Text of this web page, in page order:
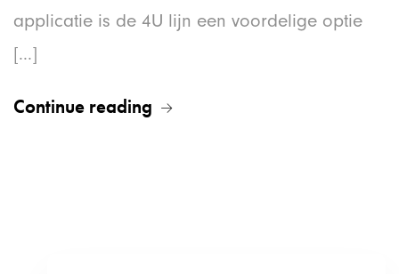
applicatie is de 4U lijn een voordelige optie
[...]
Continue reading